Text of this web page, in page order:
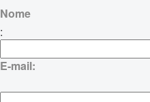
Nome
:
E-mail: